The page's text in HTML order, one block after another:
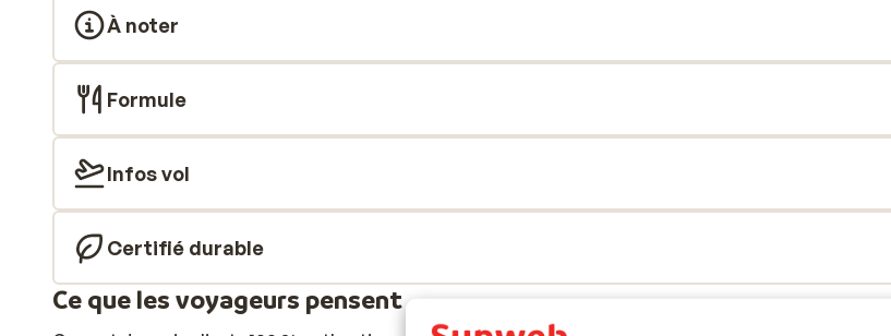
À noter
Formule
Infos vol
Certifié durable
Ce que les voyageurs pensent